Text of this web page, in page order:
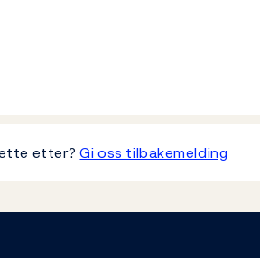
etter?Gi oss tilbakemelding